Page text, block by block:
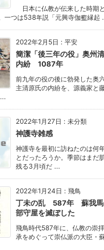
日本に仏教が伝来した時期
一つは538年説「元興寺伽藍縁起
2022年2月5日 : 平安
簡潔「後三年の役」奥州
内紛 1087年
前九年の役の後に勃発した奥
主清原氏の内紛を、源義家と
2022年1月27日 : 未分類
神護寺雑感
神護寺を最初に訪ねたのは何
とだったろうか。季節はまだ
残る3月頃だ ...
2022年1月24日 : 飛鳥
丁未の乱 587年 蘇我馬
部守屋を滅ぼした
飛鳥時代587年に、仏教の崇
承をめぐって崇仏派の大臣・